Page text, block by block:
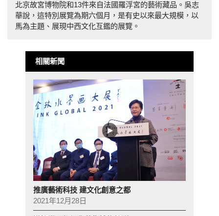
北京故宮博物院和13件來自法國羅浮宮的藝術藏品。吳志
華說，這特別展覽為期六個月，是有史以來最大規模，以
馬為主題、展現中西文化互鑑的展覽。
相關新聞
推廣藝術科技 建文化創意之都
2021年12月28日